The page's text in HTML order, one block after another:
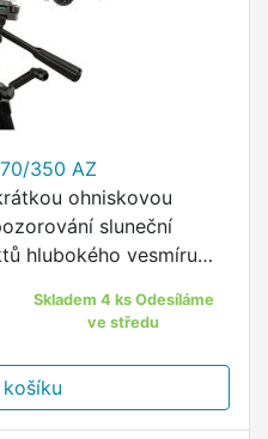
350 AZ
ohniskovou
sluneční
hlubokého vesmíru
Skladem 4 ks Odesíláme
ve středu